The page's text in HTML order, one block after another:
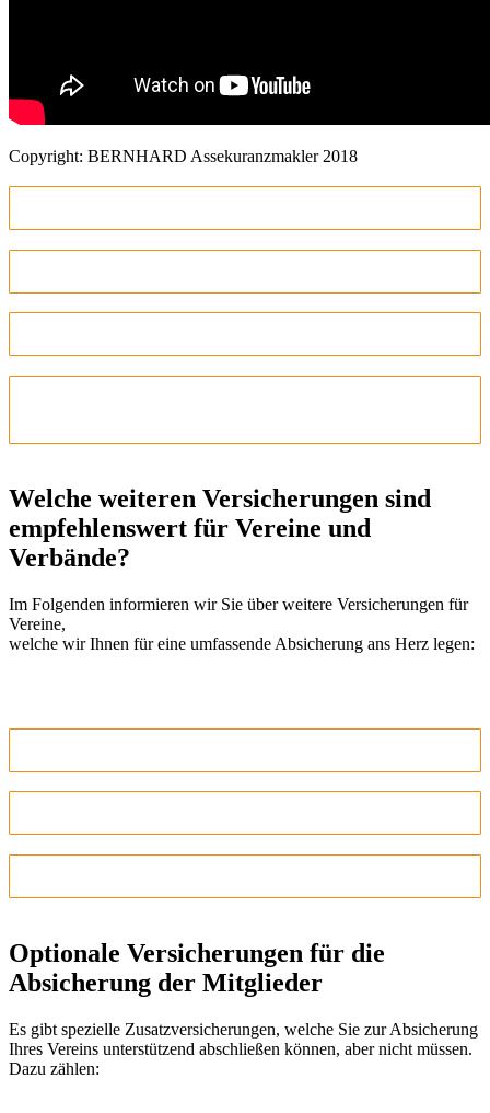
Copyright: BERNHARD Assekuranzmakler 2018
Welche weiteren Versicherungen sind
empfehlenswert für Vereine und
Verbände?
Im Folgenden informieren wir Sie über weitere Versicherungen für
Vereine,
welche wir Ihnen für eine umfassende Absicherung ans Herz legen:
Optionale Versicherungen für die
Absicherung der Mitglieder
Es gibt spezielle Zusatzversicherungen, welche Sie zur Absicherung
Ihres Vereins unterstützend abschließen können, aber nicht müssen.
Dazu zählen: